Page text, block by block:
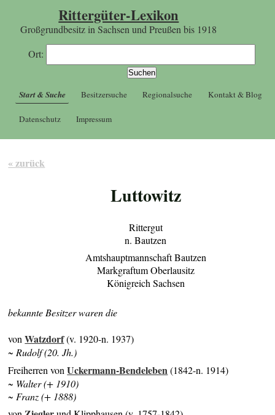
Rittergüter-Lexikon
Großgrundbesitz in Sachsen und Preußen bis 1918
Ort:
Start & Suche Besitzersuche Regionalsuche Kontakt & Blog
Datenschutz Impressum
« zurück
Luttowitz
Rittergut
n. Bautzen
Amtshauptmannschaft Bautzen
Markgraftum Oberlausitz
Königreich Sachsen
bekannte Besitzer waren die
vonWatzdorf(v. 1920-n. 1937)
~ Rudolf (20. Jh.)
Freiherren vonUckermann-Bendeleben(1842-n. 1914)
~ Walter (+ 1910)
~ Franz (+ 1888)